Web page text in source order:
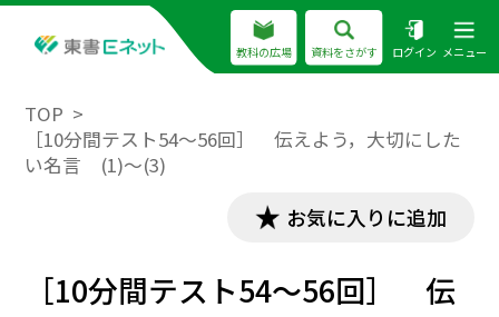
教科の広場 資料をさがす ログイン メニュー
TOP
［10分間テスト54～56回］ 伝えよう，大切にした
い名言 (1)～(3)
お気に入りに追加
［10分間テスト54～56回］ 伝